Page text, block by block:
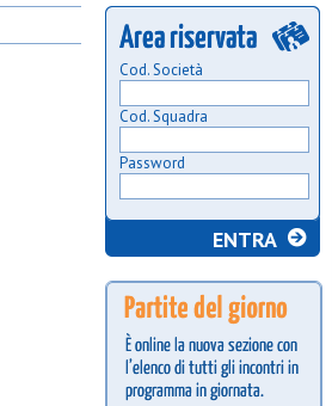
Cod. Società
Cod. Squadra
Password